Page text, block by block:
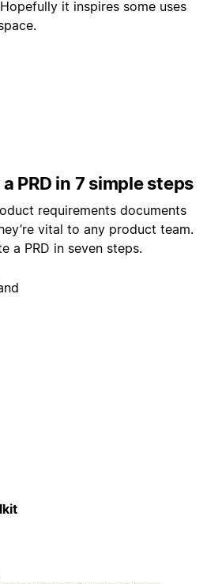
it inspires some uses
PRD in 7 simple steps
requirements documents
vital to any product team.
a PRD in seven steps.